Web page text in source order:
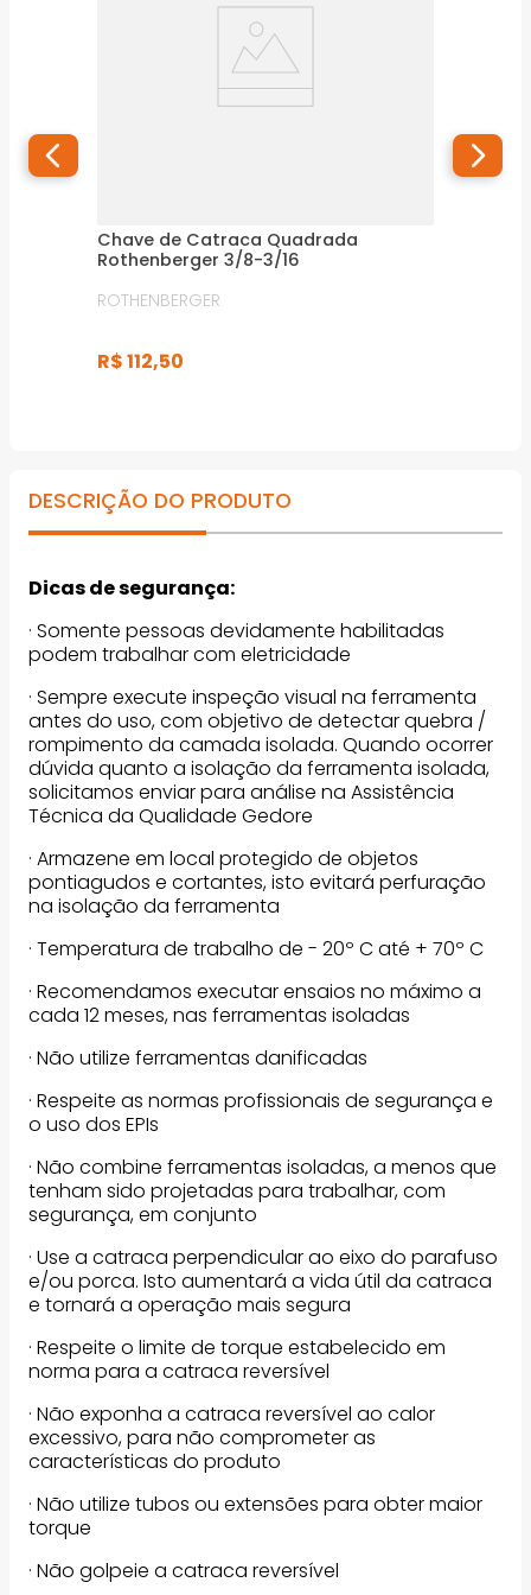
Chave de Catraca Quadrada
Rothenberger 3/8-3/16
ROTHENBERGER
R$112,50
DESCRIÇÃO DO PRODUTO
Dicas de segurança:
· Somente pessoas devidamente habilitadas
podem trabalhar com eletricidade
· Sempre execute inspeção visual na ferramenta
antes do uso, com objetivo de detectar quebra /
rompimento da camada isolada. Quando ocorrer
dúvida quanto a isolação da ferramenta isolada,
solicitamos enviar para análise na Assistência
Técnica da Qualidade Gedore
· Armazene em local protegido de objetos
pontiagudos e cortantes, isto evitará perfuração
na isolação da ferramenta
· Temperatura de trabalho de - 20º C até + 70º C
· Recomendamos executar ensaios no máximo a
cada 12 meses, nas ferramentas isoladas
· Não utilize ferramentas danificadas
· Respeite as normas profissionais de segurança e
o uso dos EPIs
· Não combine ferramentas isoladas, a menos que
tenham sido projetadas para trabalhar, com
segurança, em conjunto
· Use a catraca perpendicular ao eixo do parafuso
e/ou porca. Isto aumentará a vida útil da catraca
e tornará a operação mais segura
· Respeite o limite de torque estabelecido em
norma para a catraca reversível
· Não exponha a catraca reversível ao calor
excessivo, para não comprometer as
características do produto
· Não utilize tubos ou extensões para obter maior
torque
· Não golpeie a catraca reversível